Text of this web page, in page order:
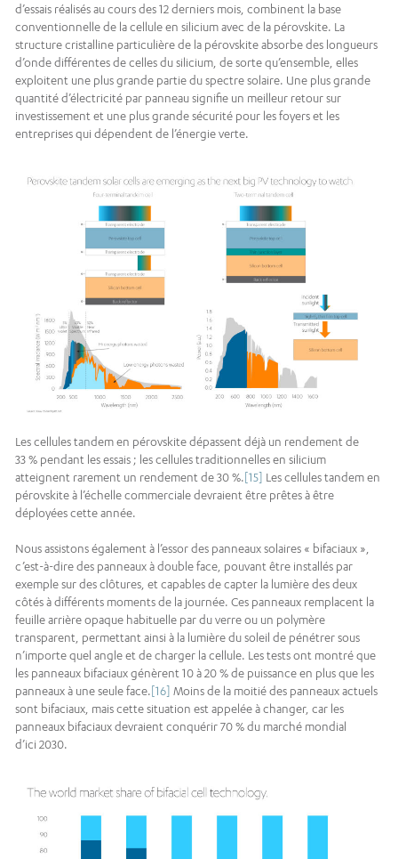
d’essais réalisés au cours des 12 derniers mois, combinent la base
conventionnelle de la cellule en silicium avec de la pérovskite. La
structure cristalline particulière de la pérovskite absorbe des longueurs
d’onde différentes de celles du silicium, de sorte qu’ensemble, elles
exploitent une plus grande partie du spectre solaire. Une plus grande
quantité d’électricité par panneau signifie un meilleur retour sur
investissement et une plus grande sécurité pour les foyers et les
entreprises qui dépendent de l’énergie verte.
Les cellules tandem en pérovskite dépassent déjà un rendement de
33 % pendant les essais ; les cellules traditionnelles en silicium
atteignent rarement un rendement de 30 %.[15] Les cellules tandem en
pérovskite à l’échelle commerciale devraient être prêtes à être
déployées cette année.
Nous assistons également à l’essor des panneaux solaires « bifaciaux »,
c’est-à-dire des panneaux à double face, pouvant être installés par
exemple sur des clôtures, et capables de capter la lumière des deux
côtés à différents moments de la journée. Ces panneaux remplacent la
feuille arrière opaque habituelle par du verre ou un polymère
transparent, permettant ainsi à la lumière du soleil de pénétrer sous
n’importe quel angle et de charger la cellule. Les tests ont montré que
les panneaux bifaciaux génèrent 10 à 20 % de puissance en plus que les
panneaux à une seule face.[16] Moins de la moitié des panneaux actuels
sont bifaciaux, mais cette situation est appelée à changer, car les
panneaux bifaciaux devraient conquérir 70 % du marché mondial
d’ici 2030.